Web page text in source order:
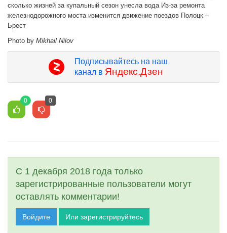
сколько жизней за купальный сезон унесла вода Из-за ремонта
железнодорожного моста изменится движение поездов Полоцк –
Брест
Photo by Mikhail Nilov
Подписывайтесь на наш
канал в Яндекс.Дзен
0 0
С 1 декабря 2018 года только
зарегистрированные пользователи могут
оставлять комментарии!
Войдите Или зарегистрируйтесь